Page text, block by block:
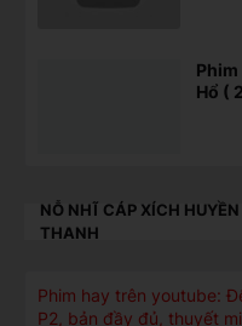
Hổ (
NỖ NHĨ CÁP XÍCH
THANH
Phim hay trên youtube:
P2, bản đầy đủ, thuyết